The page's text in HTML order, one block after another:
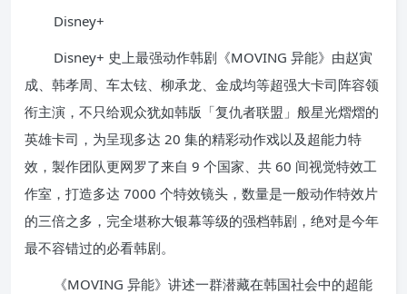
Disney+
Disney+ 史上最强动作韩剧《MOVING 异能》由赵寅
成、韩孝周、车太铉、柳承龙、金成均等超强大卡司阵容领
衔主演，不只给观众犹如韩版「复仇者联盟」般星光熠熠的
英雄卡司，为呈现多达 20 集的精彩动作戏以及超能力特
效，製作团队更网罗了来自 9 个国家、共 60 间视觉特效工
作室，打造多达 7000 个特效镜头，数量是一般动作特效片
的三倍之多，完全堪称大银幕等级的强档韩剧，绝对是今年
最不容错过的必看韩剧。
《MOVING 异能》讲述一群潜藏在韩国社会中的超能